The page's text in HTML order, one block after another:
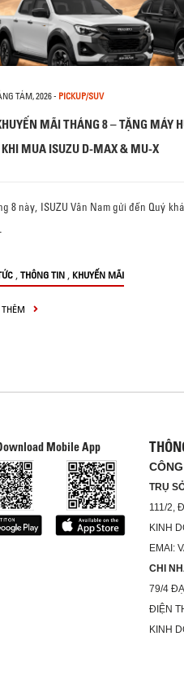
TÁM, 2026- PICKUP/SUV
MÃI THÁNG 8 – TẶNG MÁY
KHI MUA ISUZU D-MAX & MU-X
8 này, ISUZU Vân Nam gửi đến Quý
, THÔNG TIN , KHUYẾN MÃI
Mobile App
TRỤ
111/2,
KINH
EMAI:
CHI
79/4
ĐIỆN
KINH